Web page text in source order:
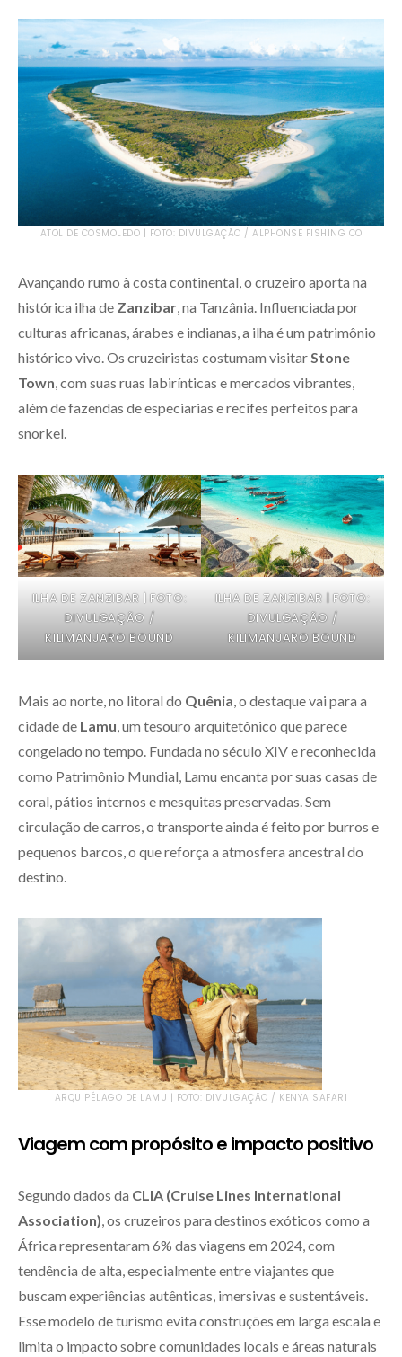
ATOL DE COSMOLEDO | FOTO: DIVULGAÇÃO / ALPHONSE FISHING CO
Avançando rumo à costa continental, o cruzeiro aporta na
histórica ilha de Zanzibar , na Tanzânia. Influenciada por
culturas africanas, árabes e indianas, a ilha é um patrimônio
histórico vivo. Os cruzeiristas costumam visitar Stone
Town , com suas ruas labirínticas e mercados vibrantes,
além de fazendas de especiarias e recifes perfeitos para
snorkel.
ILHA DE ZANZIBAR | FOTO:
DIVULGAÇÃO /
KILIMANJARO BOUND
ILHA DE ZANZIBAR | FOTO:
DIVULGAÇÃO /
KILIMANJARO BOUND
Mais ao norte, no litoral do Quênia, o destaque vai para a
cidade de Lamu, um tesouro arquitetônico que parece
congelado no tempo. Fundada no século XIV e reconhecida
como Patrimônio Mundial, Lamu encanta por suas casas de
coral, pátios internos e mesquitas preservadas. Sem
circulação de carros, o transporte ainda é feito por burros e
pequenos barcos, o que reforça a atmosfera ancestral do
destino.
ARQUIPÉLAGO DE LAMU | FOTO: DIVULGAÇÃO / KENYA SAFARI
Viagem com propósito e impacto positivo
Segundo dados da CLIA (Cruise Lines International
Association), os cruzeiros para destinos exóticos como a
África representaram 6% das viagens em 2024, com
tendência de alta, especialmente entre viajantes que
buscam experiências autênticas, imersivas e sustentáveis.
Esse modelo de turismo evita construções em larga escala e
limita o impacto sobre comunidades locais e áreas naturais